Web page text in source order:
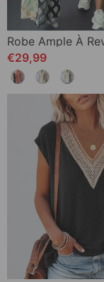
€29,99